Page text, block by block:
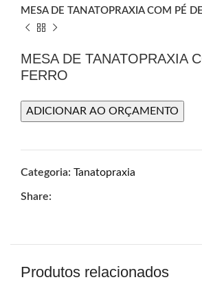
MESA DE TANATOPRAXIA COM PÉ
MESA DE TANATOPRAXIA
FERRO
ADICIONAR AO ORÇAMENTO
Categoria: Tanatopraxia
Share:
Produtos relacionados